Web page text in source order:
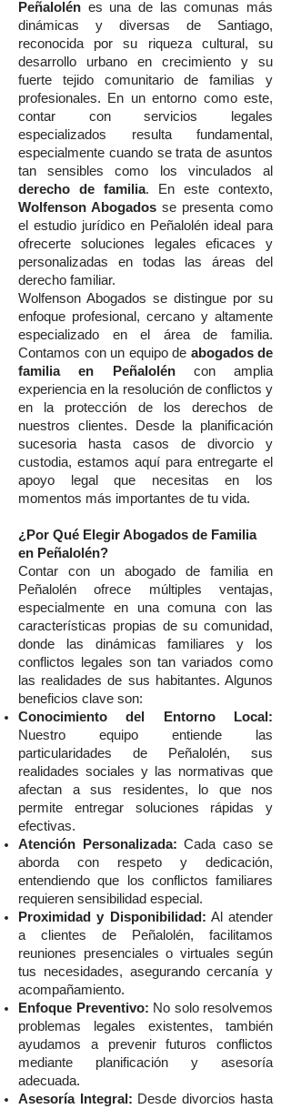
Peñalolén es una de las comunas más
dinámicas y diversas de Santiago,
reconocida por su riqueza cultural, su
desarrollo urbano en crecimiento y su
fuerte tejido comunitario de familias y
profesionales. En un entorno como este,
contar con servicios legales
especializados resulta fundamental,
especialmente cuando se trata de asuntos
tan sensibles como los vinculados al
derecho de familia. En este contexto,
Wolfenson Abogados se presenta como
el estudio jurídico en Peñalolén ideal para
ofrecerte soluciones legales eficaces y
personalizadas en todas las áreas del
derecho familiar.
Wolfenson Abogados se distingue por su
enfoque profesional, cercano y altamente
especializado en el área de familia.
Contamos con un equipo de abogados de
familia en Peñaloléncon amplia
experiencia en la resolución de conflictos y
en la protección de los derechos de
nuestros clientes. Desde la planificación
sucesoria hasta casos de divorcio y
custodia, estamos aquí para entregarte el
apoyo legal que necesitas en los
momentos más importantes de tu vida.
¿Por Qué Elegir Abogados de Familia
en Peñalolén?
Contar con un abogado de familia en
Peñalolén ofrece múltiples ventajas,
especialmente en una comuna con las
características propias de su comunidad,
donde las dinámicas familiares y los
conflictos legales son tan variados como
las realidades de sus habitantes. Algunos
beneficios clave son:
Conocimiento del Entorno Local:
Nuestro equipo entiende las
particularidades de Peñalolén, sus
realidades sociales y las normativas que
afectan a sus residentes, lo que nos
permite entregar soluciones rápidas y
efectivas.
Atención Personalizada: Cada caso se
aborda con respeto y dedicación,
entendiendo que los conflictos familiares
requieren sensibilidad especial.
Proximidad y Disponibilidad: Al atender
a clientes de Peñalolén, facilitamos
reuniones presenciales o virtuales según
tus necesidades, asegurando cercanía y
acompañamiento.
Enfoque Preventivo: No solo resolvemos
problemas legales existentes, también
ayudamos a prevenir futuros conflictos
mediante planificación y asesoría
adecuada.
Asesoría Integral: Desde divorcios hasta